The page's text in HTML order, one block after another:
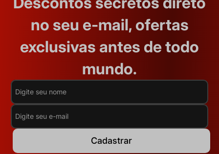
no seu e-mail, ofertas
exclusivas antes de todo
mundo.
Cadastrar